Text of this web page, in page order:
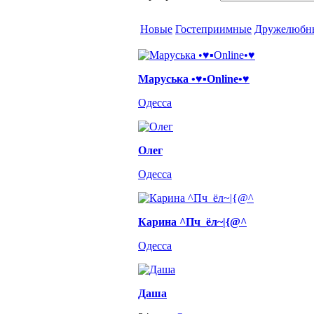
Новые Гостеприимные
Маруська •♥▪Online•♥
Одесса
Олег
Одесса
Карина ^Пч_ёл~|{@^
Одесса
Даша